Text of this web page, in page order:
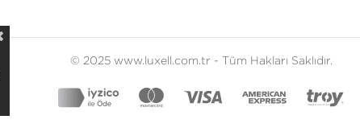
© 2025 www.luxell.com.tr - Tüm Hakları Saklıdır.